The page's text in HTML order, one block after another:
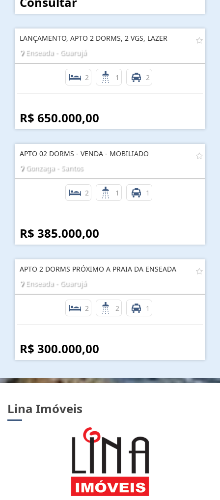
LANÇAMENTO, APTO 2 DORMS, 2 VGS, LAZER
Enseada - Guarujá
2 1 2
R$ 650.000,00
APTO 02 DORMS - VENDA - MOBILIADO
Gonzaga - Santos
2 1 1
R$ 385.000,00
APTO 2 DORMS PRÓXIMO A PRAIA DA ENSEADA
Enseada - Guarujá
2 2 1
R$ 300.000,00
Lina Imóveis